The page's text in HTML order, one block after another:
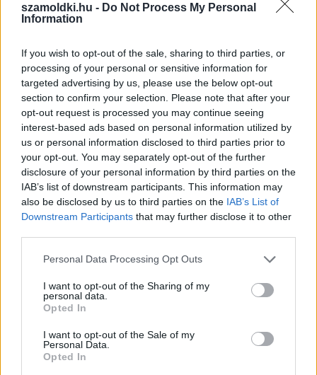
szamoldki.hu - Do Not Process My Personal
Information
If you wish to opt-out of the sale, sharing to third parties, or
processing of your personal or sensitive information for
targeted advertising by us, please use the below opt-out
section to confirm your selection. Please note that after your
opt-out request is processed you may continue seeing
interest-based ads based on personal information utilized by
us or personal information disclosed to third parties prior to
your opt-out. You may separately opt-out of the further
disclosure of your personal information by third parties on the
IAB’s list of downstream participants. This information may
also be disclosed by us to third parties on the IAB’s List of
Downstream Participants that may further disclose it to other
Please note that this website/app uses one or more Google
not limited to your visit or usage behaviour. You may click to
grant or deny consent to Google and its third-party tags to
use your data for below specified purposes in below Google
consent section.
Personal Data Processing Opt Outs
I want to opt-out of the Sharing of my
personal data.
Opted In
I want to opt-out of the Sale of my
Personal Data.
Opted In
Elfelejtetted, meddig parkolsz? már a telefonod
2026.08.06. 12:50
Így használd jól a TikTokot utazástervezéshez